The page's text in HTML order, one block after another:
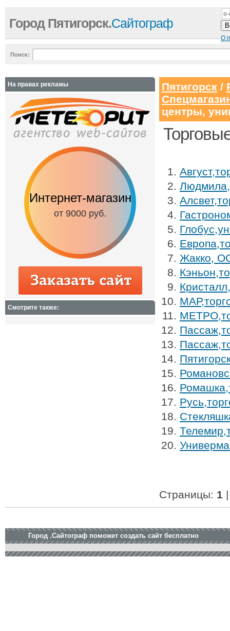
О
Город Пятигорск.Сайтограф
Поиск:
Пятигорск /
центры,
Жакко,
Страницы: 1
На правах рекламы
Интернет-магазин
от 9000 руб.
Сайт-визитка
от 3500 руб.
Смотрите также:
Город .Сайтограф поможет создать сайт бесплатно